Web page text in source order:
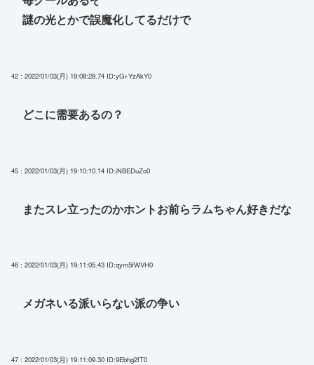
謎の光とかで誤魔化してるだけで
42 : 2022/01/03(月) 19:08:28.74 ID:yG+YzAkY0
どこに需要あるの？
45 : 2022/01/03(月) 19:10:10.14 ID:iNBEDuZo0
またスレ立ったのかホントお前らラムちゃん好きだな
46 : 2022/01/03(月) 19:11:05.43 ID:qym5fWVH0
メガネいる派いらない派の争い
47 : 2022/01/03(月) 19:11:09.30 ID:9Ebhg2fT0